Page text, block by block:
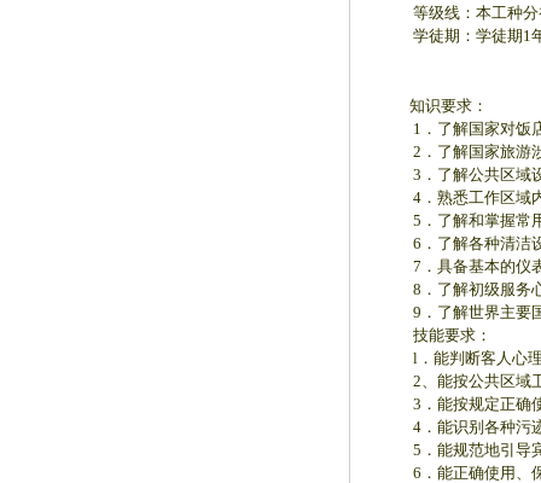
等级线：本工种分
学徒期：学徒期1年
知识要求：
1．了解国家对饭店
2．了解国家旅游涉
3．了解公共区域设
4．熟悉工作区域内
5．了解和掌握常用
6．了解各种清洁设
7．具备基本的仪表
8．了解初级服务心
9．了解世界主要国
技能要求：
l．能判断客人心理
2、能按公共区域卫
3．能按规定正确使
4．能识别各种污迹
5．能规范地引导宾
6．能正确使用、保